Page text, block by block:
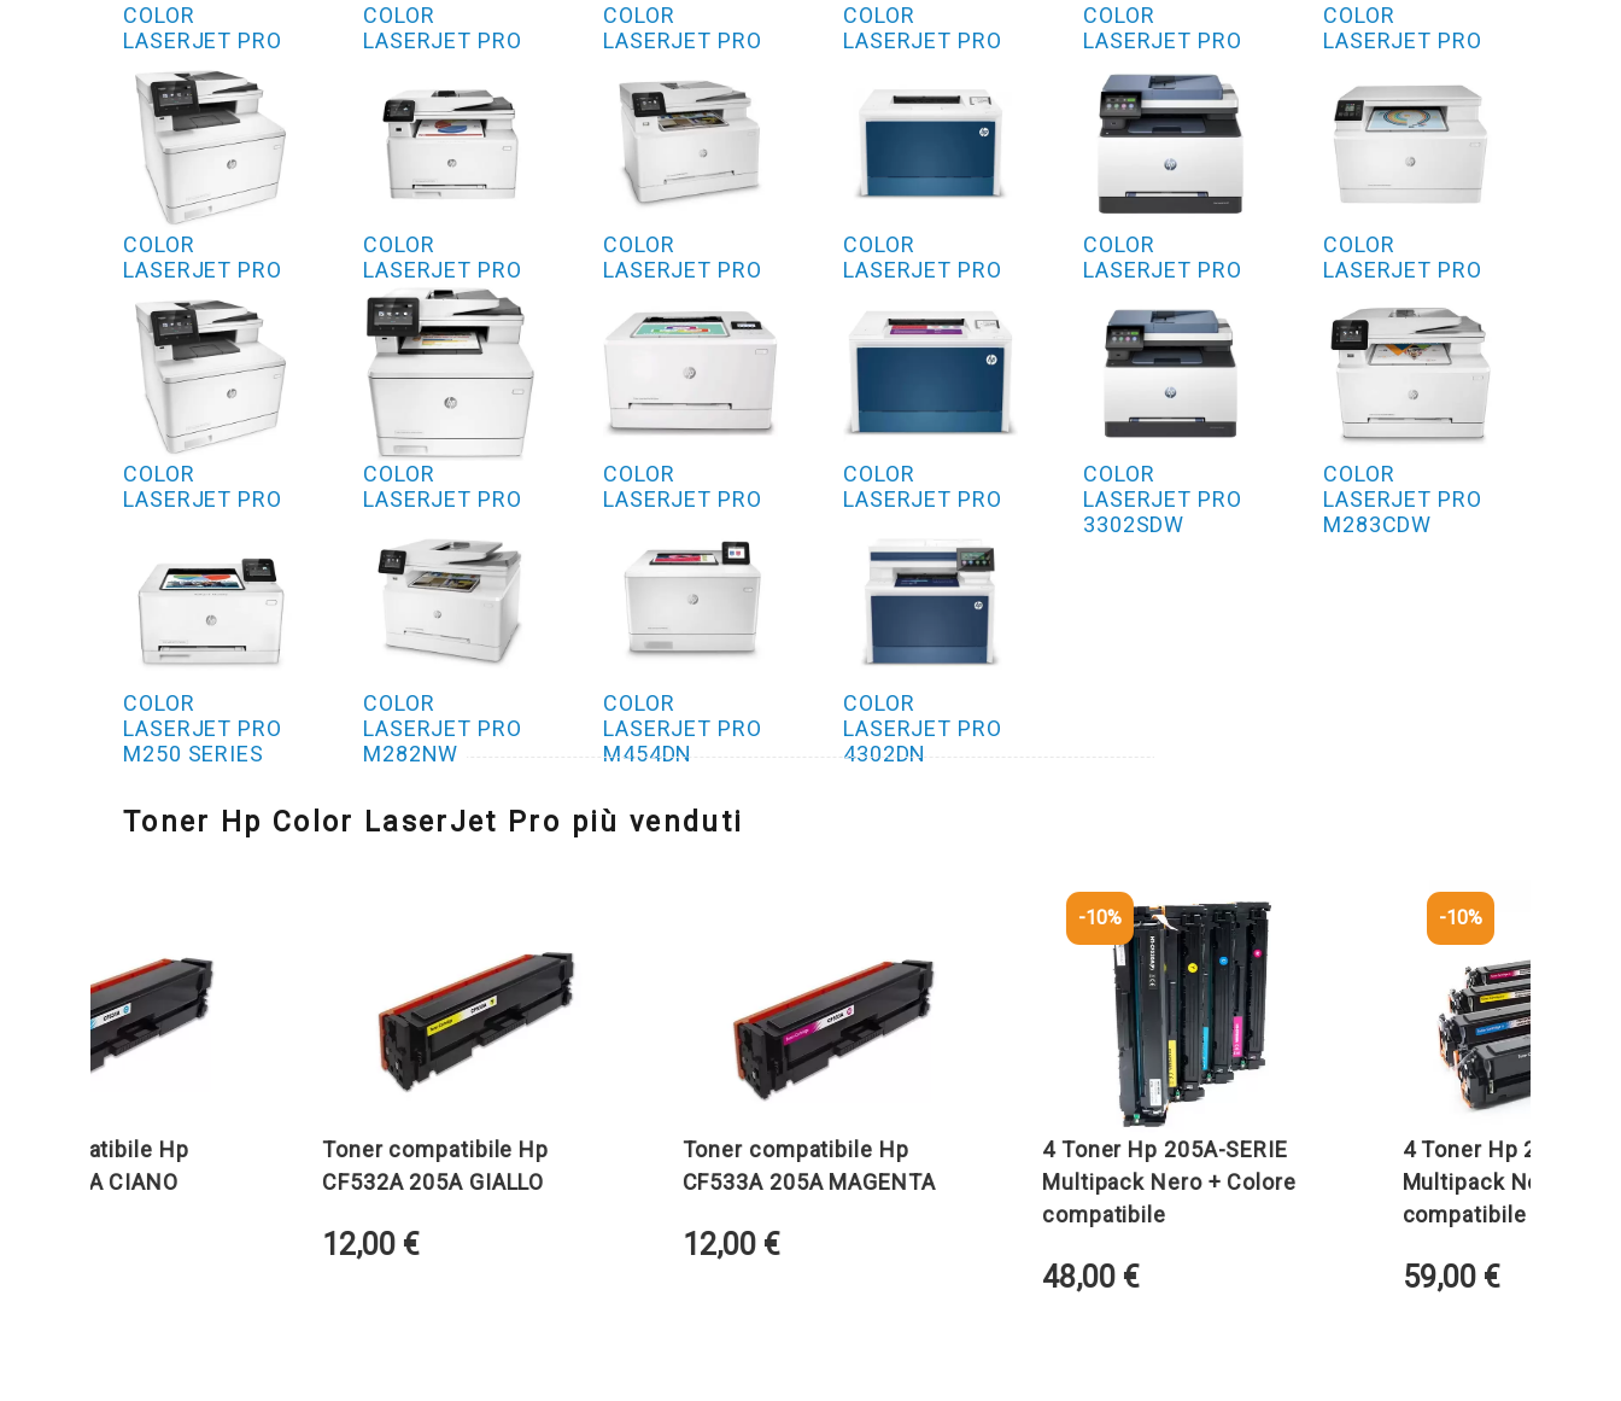
COLOR
LASERJET PRO
MFP M477FDN
COLOR
LASERJET PRO
MFP M477FDW
COLOR
LASERJET PRO
COLOR
LASERJET PRO
M250 SERIES
COLOR
LASERJET PRO
COLOR
LASERJET PRO
MFP M277N
COLOR
LASERJET PRO
SERIES
COLOR
LASERJET PRO
M282NW
COLOR
LASERJET PRO
COLOR
LASERJET PRO
COLOR
LASERJET PRO
COLOR
LASERJET PRO
M454DN
COLOR
LASERJET PRO
COLOR
LASERJET PRO
COLOR
LASERJET PRO
COLOR
LASERJET PRO
4302DN
COLOR
LASERJET PRO
COLOR
LASERJET PRO
COLOR
LASERJET PRO
3302SDW
COLOR
LASERJET PRO
COLOR
LASERJET PRO
COLOR
LASERJET PRO
M283CDW
Toner Hp Color LaserJet Pro più venduti
Hp
CIANO
Toner compatibile Hp
CF532A 205A GIALLO
12,00€
Toner compatibile Hp
CF533A 205A MAGENTA
12,00€
4 Toner Hp 205A-SERIE
Multipack Nero + Colore
compatibile
48,00€
4 Toner Hp 203X-SERIE
Multipack Nero + Colore
compatibile
59,00€